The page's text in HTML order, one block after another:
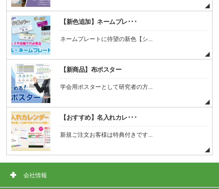
【新色追加】ネームプレ･･･
ネームプレートに待望の新色【シ...
【新商品】布ポスター
学会用ポスターとして研究者の方...
【おすすめ】名入れカレ･･･
新規ご注文お客様は特典付きです...
会社情報